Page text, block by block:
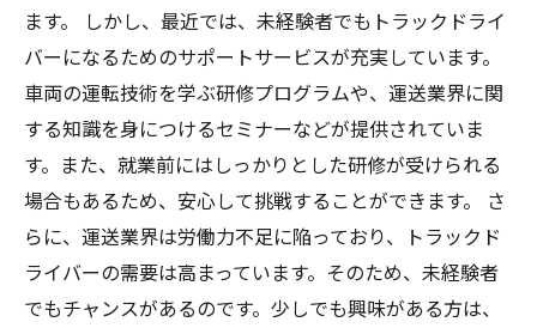
ます。 しかし、最近では、未経験者でもトラックドライ
バーになるためのサポートサービスが充実しています。
車両の運転技術を学ぶ研修プログラムや、運送業界に関
する知識を身につけるセミナーなどが提供されていま
す。また、就業前にはしっかりとした研修が受けられる
場合もあるため、安心して挑戦することができます。 さ
らに、運送業界は労働力不足に陥っており、トラックド
ライバーの需要は高まっています。そのため、未経験者
でもチャンスがあるのです。少しでも興味がある方は、